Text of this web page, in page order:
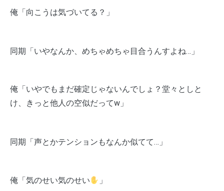
俺「向こうは気づいてる？」
同期「いやなんか、めちゃめちゃ目合うんすよね…」
俺「いやでもまだ確定じゃないんでしょ？堂々としと
け、きっと他人の空似だってw」
同期「声とかテンションもなんか似てて…」
俺「気のせい気のせい 」